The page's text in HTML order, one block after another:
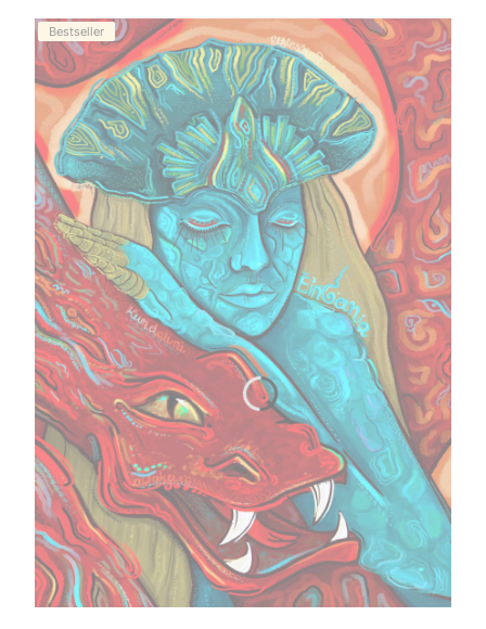
Bestseller